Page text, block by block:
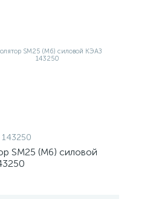
143250
SM25 (М6) силовой